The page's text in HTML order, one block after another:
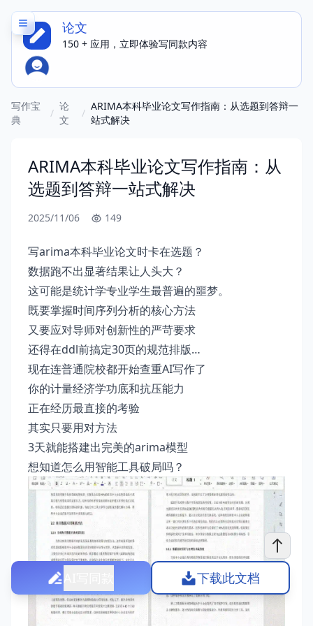
论文
150 + 应用，立即体验写同款内容
写作宝
典
/
论
文
/
ARIMA本科毕业论文写作指南：从选题到答辩一
站式解决
ARIMA本科毕业论文写作指南：从
选题到答辩一站式解决
2025/11/06 149
写arima本科毕业论文时卡在选题？
数据跑不出显著结果让人头大？
这可能是统计学专业学生最普遍的噩梦。
既要掌握时间序列分析的核心方法
又要应对导师对创新性的严苛要求
还得在ddl前搞定30页的规范排版…
现在连普通院校都开始查重AI写作了
你的计量经济学功底和抗压能力
正在经历最直接的考验
其实只要用对方法
3天就能搭建出完美的arima模型
想知道怎么用智能工具破局吗？
下载此文档